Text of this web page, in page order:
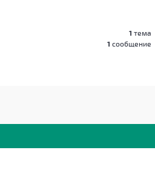
1 тема
1 сообщение